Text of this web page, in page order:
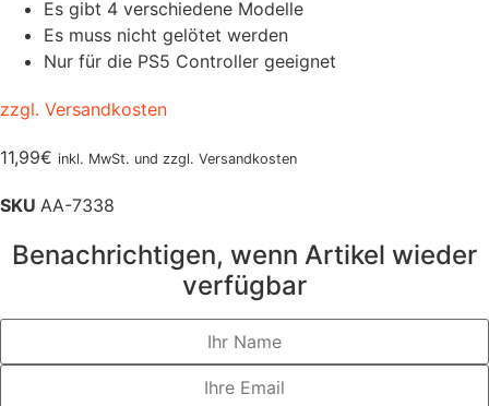
Es gibt 4 verschiedene Modelle
Es muss nicht gelötet werden
Nur für die PS5 Controller geeignet
zzgl. Versandkosten
11,99€ inkl. MwSt. und zzgl. Versandkosten
SKU AA-7338
Benachrichtigen, wenn Artikel wieder
verfügbar